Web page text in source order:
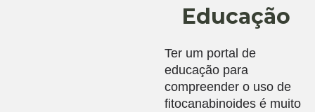
Educação
Ter um portal de
educação para
compreender o uso de
fitocanabinoides é muito